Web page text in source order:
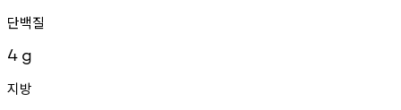
단백질
4 g
지방